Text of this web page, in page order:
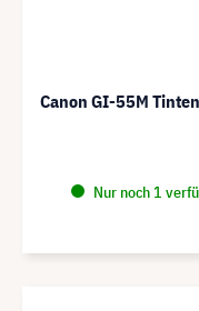
Canon GI-55M
Nur noch 1